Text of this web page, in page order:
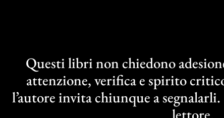
Questi libri non chiedono
attenzione, verifica e spirito
l’autore invita chiunque a